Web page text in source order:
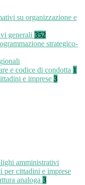
su organizzazione e
generali 352
strategico-
e codice di condotta 1
e imprese 3
amministrativi
per cittadini e imprese
analoga 3